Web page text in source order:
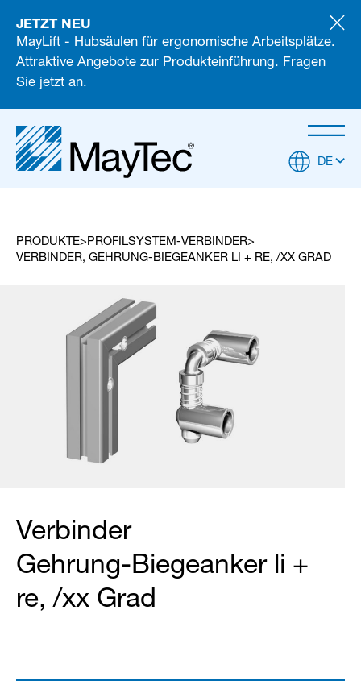
JETZT NEU
MayLift - Hubsäulen für ergonomische Arbeitsplätze.
Attraktive Angebote zur Produkteinführung. Fragen
Sie jetzt an.
DE
PRODUKTE
PROFILSYSTEM-VERBINDER
VERBINDER, GEHRUNG-BIEGEANKER LI + RE, /XX GRAD
Verbinder
Gehrung-Biegeanker li +
re, /xx Grad